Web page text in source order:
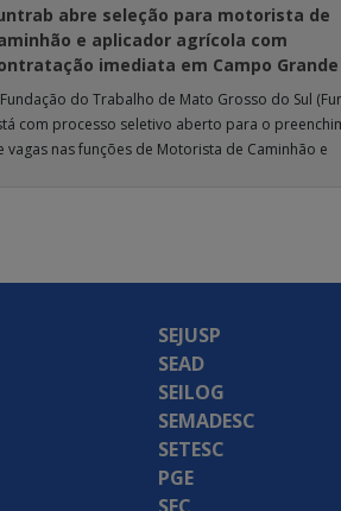
abre seleção para motorista de
e aplicador agrícola com
imediata em Campo Grande
do Trabalho de Mato Grosso do Sul
com processo seletivo aberto para o
vagas nas funções de Motorista de Caminhão e
SEJUSP
SEAD
SEILOG
SEMADESC
SETESC
PGE